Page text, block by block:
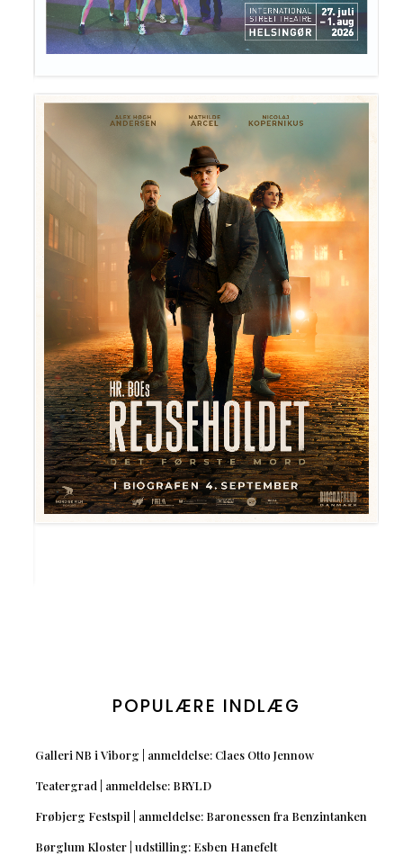
POPULÆRE INDLÆG
Galleri NB i Viborg | anmeldelse: Claes Otto Jennow
Teatergrad | anmeldelse: BRYLD
Frøbjerg Festspil | anmeldelse: Baronessen fra Benzintanken
Børglum Kloster | udstilling: Esben Hanefelt